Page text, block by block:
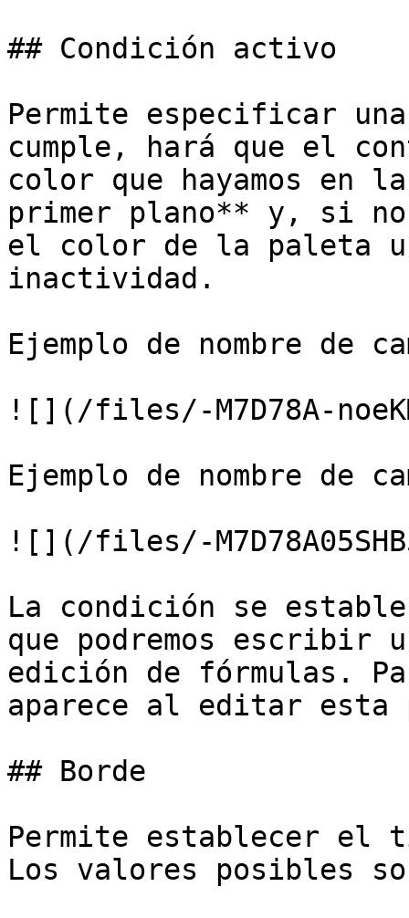
## Condición activo
Permite especificar
cumple, hará que el
color que hayamos en
primer plano** y, si no
el color de la paleta
inactividad.
Ejemplo de nombre de
![](/files/-M7D78A-
Ejemplo de nombre de
![](/files/-
La condición se
que podremos escribir
edición de fórmulas.
aparece al editar esta
## Borde
Permite establecer el
Los valores posibles